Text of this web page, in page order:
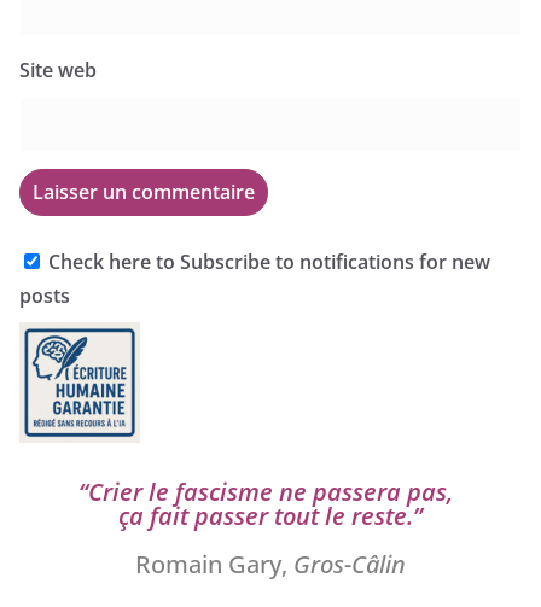
Site web
Check here to Subscribe to notifications for new
posts
“Crier le fas­cisme ne pas­se­ra pas,
ça fait pas­ser tout le reste.”
Romain Gary, Gros-Câlin